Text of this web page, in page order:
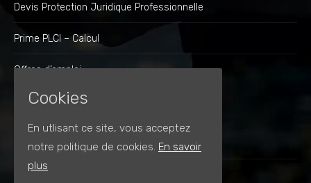
Devis Protection Juridique Professionnelle
Prime PLCI – Calcul
Offres d’emploi
Contact
Expertise
Cookies
En utlisant ce site, vous acceptez
notre politique de cookies. En savoir
plus